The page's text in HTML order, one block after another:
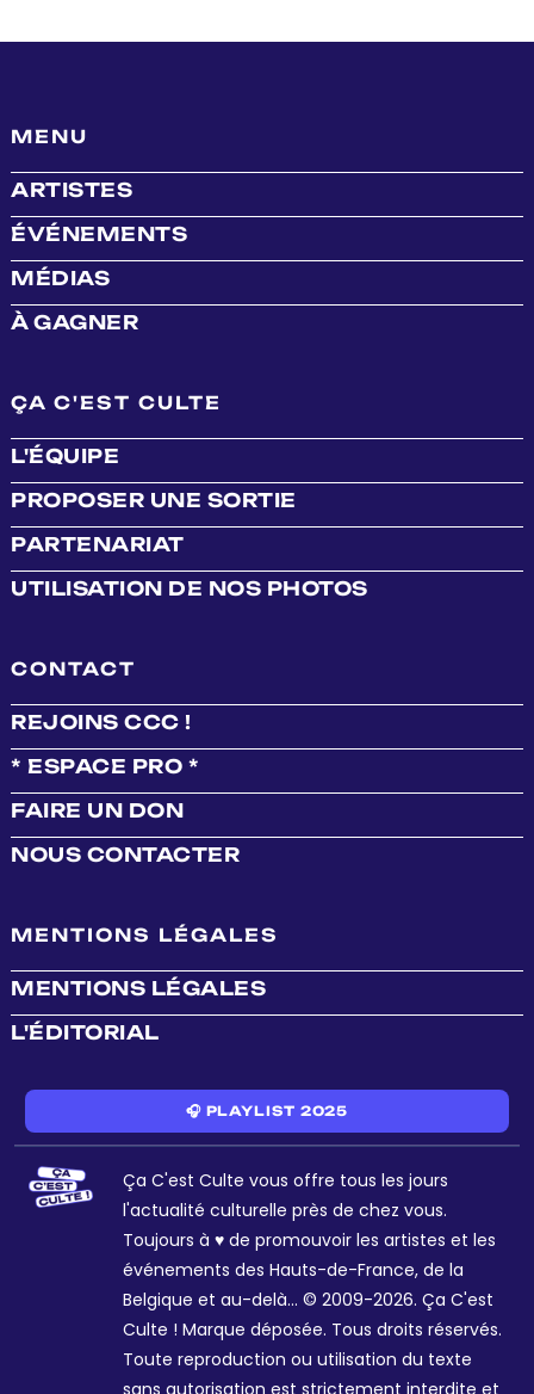
MENU
ARTISTES
ÉVÉNEMENTS
MÉDIAS
À GAGNER
ÇA C'EST CULTE
L'ÉQUIPE
PROPOSER UNE SORTIE
PARTENARIAT
UTILISATION DE NOS PHOTOS
CONTACT
REJOINS CCC !
* ESPACE PRO *
FAIRE UN DON
NOUS CONTACTER
MENTIONS LÉGALES
MENTIONS LÉGALES
L'ÉDITORIAL
🎧 PLAYLIST 2025
Ça C'est Culte vous offre tous les jours
l'actualité culturelle près de chez vous.
Toujours à ♥ de promouvoir les artistes et les
événements des Hauts-de-France, de la
Belgique et au-delà... © 2009-2026. Ça C'est
Culte ! Marque déposée. Tous droits réservés.
Toute reproduction ou utilisation du texte
sans autorisation est strictement interdite et